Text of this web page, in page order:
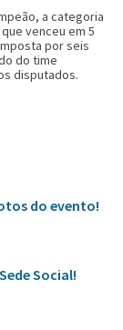
a categoria
venceu em 5
por seis
do time
disputados.
do evento!
Social!